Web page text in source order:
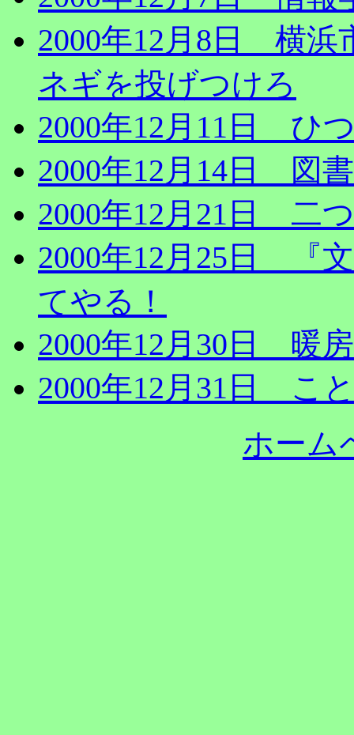
2000年12月8日 横浜
ネギを投げつけろ
2000年12月11日 ひ
2000年12月14日 図
2000年12月21日 二
2000年12月25日 『
てやる！
2000年12月30日 暖
2000年12月31日 こ
ホーム